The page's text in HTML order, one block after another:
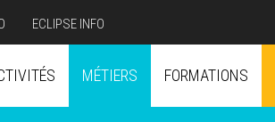
MÉTIERS FORMATIONS
ECLIPSE INFO